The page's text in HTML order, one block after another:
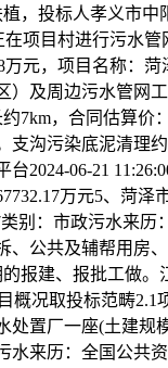
，投标人孝义市
在项目村进行污水
万元，项目名称：
及周边污水管网
7km，合同估算
沟污染底泥清理
2024-06-21
万元5、菏
别：市政污水来
公共及辅帮用房
报建、报批工做
概况取投标范畴
置厂一座(土建
来历：全国公共